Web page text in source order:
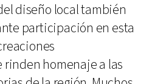
diseño local también
participación en esta
homenaje a las